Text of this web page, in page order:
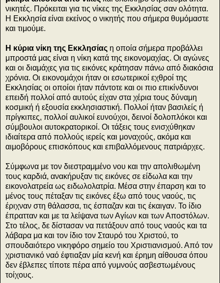
νικητές. Πρόκειται για τις νίκες της Εκκλησίας σαν ολότητα.
Η Εκκλησία είναι εκείνος ο νικητής που σήμερα θυμόμαστε
και τιμούμε.
Η κύρια νίκη της Εκκλησίας η οποία σήμερα προβάλλει
μπροστά μας είναι η νίκη κατά της εικονομαχίας. Οι αγώνες
και οι διαμάχες για τις εικόνες κράτησαν πάνω από διακόσια
χρόνια. Οι εικονομάχοι ήταν οι εσωτερικοί εχθροί της
Εκκλησίας οι οποίοι ήταν πάντοτε και οι πιο επικίνδυνοι
επειδή πολλοί από αυτούς είχαν στα χέρια τους δύναμη
κοσμική ή εξουσία εκκλησιαστική. Πολλοί ήταν βασιλείς ή
πρίγκιπες, πολλοί αυλικοί ευνούχοι, δεινοί δολοπλόκοι και
σύμβουλοι αυτοκρατορικοί. Οι τάξεις τους ενισχύθηκαν
ιδιαίτερα από πολλούς ιερείς και μοναχούς, ακόμα και
αιμοβόρους επισκόπους και επιβαλλόμενους πατριάρχες.
Σύμφωνα με τον διεστραμμένο νου και την απολιθωμένη
τους καρδιά, ανακήρυξαν τις εικόνες σε είδωλα και την
εικονολατρεία ως ειδωλολατρία. Μέσα στην έπαρση και το
μένος τους πέταξαν τις εικόνες έξω από τους ναούς, τις
έριχναν στη θάλασσα, τις έσπαζαν και τις έκαιγαν. Το ίδιο
έπρατταν και με τα λείψανα των Αγίων και των Αποστόλων.
Στο τέλος, δε δίστασαν να πετάξουν από τους ναούς και τα
λάβαρα μα και τον ίδιο τον Σταυρό του Χριστού, το
σπουδαιότερο νικηφόρο σημείο του Χριστιανισμού. Από τον
χριστιανικό ναό έφτιαξαν μία κενή και έρημη αίθουσα όπου
δεν έβλεπες τίποτε πέρα από γυμνούς ασβεστωμένους
τοίχους.